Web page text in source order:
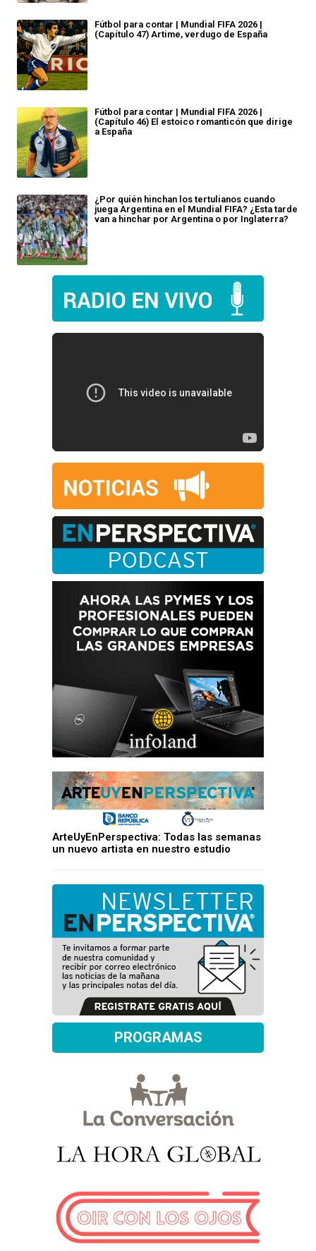
Fútbol para contar | Mundial FIFA 2026 |
(Capítulo 47) Artime, verdugo de España
Fútbol para contar | Mundial FIFA 2026 |
(Capítulo 46) El estoico romanticón que dirige
a España
¿Por quién hinchan los tertulianos cuando
juega Argentina en el Mundial FIFA? ¿Esta tarde
van a hinchar por Argentina o por Inglaterra?
ArteUyEnPerspectiva: Todas las semanas
un nuevo artista en nuestro estudio
PROGRAMAS